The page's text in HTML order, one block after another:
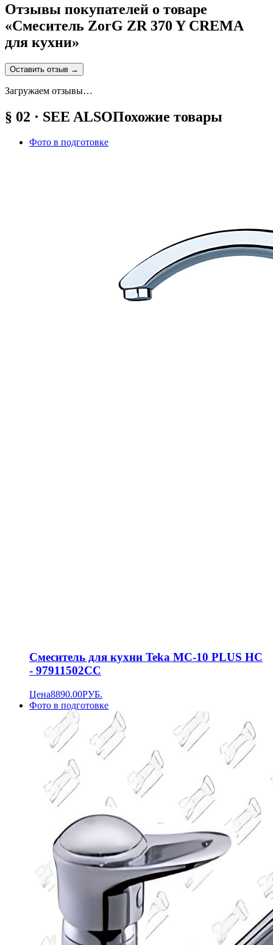
Отзывы покупателей о товаре
«Смеситель ZorG ZR 370 Y CREMA
для кухни»
Оставить отзыв →
Загружаем отзывы…
§ 02 · SEE ALSOПохожие товары
Фото в подготовке
Смеситель для кухни Teka MC-10 PLUS HC
- 97911502CC
Цена8890.00РУБ.
Фото в подготовке